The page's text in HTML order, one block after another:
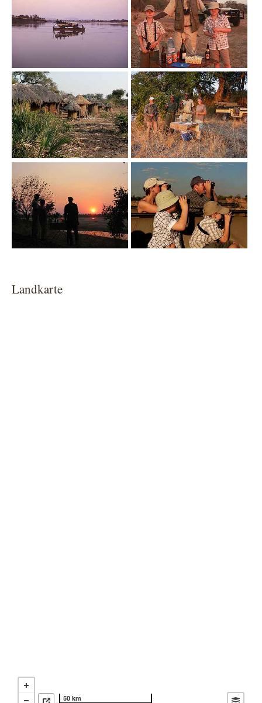
Show larger version Show larger version
Show larger version
Landkarte
50 km